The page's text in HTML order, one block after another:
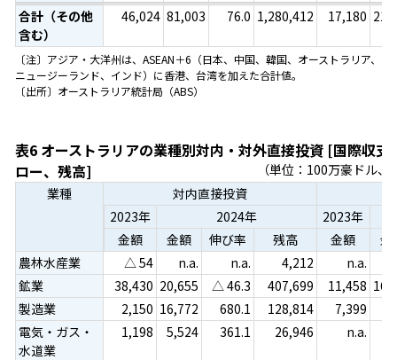
合計（その他
含む）
46,024 81,003 76.0 1,280,412 17,180
〔注〕アジア・大洋州は、ASEAN＋6（日本、中国、韓国、オーストラリア、
ニュージーランド、インド）に香港、台湾を加えた合計値。
〔出所〕オーストラリア統計局（ABS）
表6 オーストラリアの業種別対内・対外直接投資 [国際収支
ロー、残高]
（単位：100万豪ドル
業種
対内直接投資
2023年
2024年
2023年
金額
金額 伸び率 残高 金額
金
農林水産業
△ 54 n.a. n.a. 4,212 n.a.
鉱業
38,430 20,655 △ 46.3 407,699 11,458
製造業
2,150 16,772 680.1 128,814 7,399
電気・ガス・
水道業
1,198 5,524 361.1 26,946 n.a.